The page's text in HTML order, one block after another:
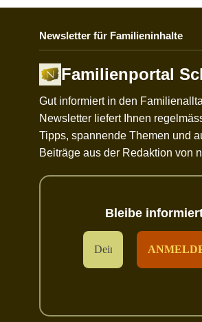
Newsletter für Familieninhalte
Familienportal
Gut informiert in den
Newsletter liefert Ihnen
Tipps, spannende Themen und
Beiträge aus der Redaktion von
Bleibe